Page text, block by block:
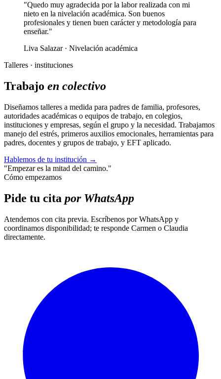
"Quedo muy agradecida por la labor realizada con mi
nieto en la nivelación académica. Son buenos
profesionales y tienen buen carácter y metodología para
enseñar."
Liva Salazar · Nivelación académica
Talleres · instituciones
Trabajo en colectivo
Diseñamos talleres a medida para padres de familia, profesores,
autoridades académicas o equipos de trabajo, en colegios,
instituciones y empresas, según el grupo y la necesidad. Trabajamos
manejo del estrés, primeros auxilios emocionales, herramientas para
padres, docentes y grupos de trabajo, y EFT aplicado.
Hablemos de tu institución →
"Empezar es la mitad del camino."
Cómo empezamos
Pide tu cita por WhatsApp
Atendemos con cita previa. Escríbenos por WhatsApp y
coordinamos disponibilidad; te responde Carmen o Claudia
directamente.